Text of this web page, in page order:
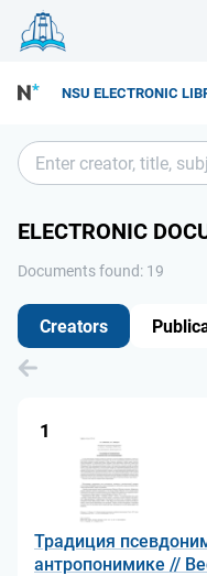
NSU ELECTRONIC
ELECTRONIC
Documents found: 19
1
Традиция
антропонимике //
Creators